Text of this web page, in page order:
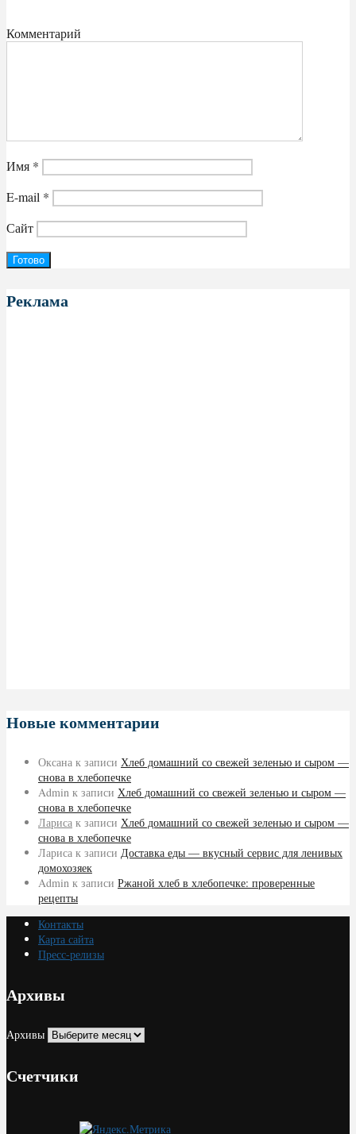
Комментарий
Имя *
E-mail *
Сайт
Реклама
Новые комментарии
Оксана к записи Хлеб домашний со свежей зеленью и сыром —
снова в хлебопечке
Admin к записи Хлеб домашний со свежей зеленью и сыром —
снова в хлебопечке
Лариса к записи Хлеб домашний со свежей зеленью и сыром —
снова в хлебопечке
Лариса к записи Доставка еды — вкусный сервис для ленивых
домохозяек
Admin к записи Ржаной хлеб в хлебопечке: проверенные
рецепты
Контакты
Карта сайта
Пресс-релизы
Архивы
Архивы
Счетчики